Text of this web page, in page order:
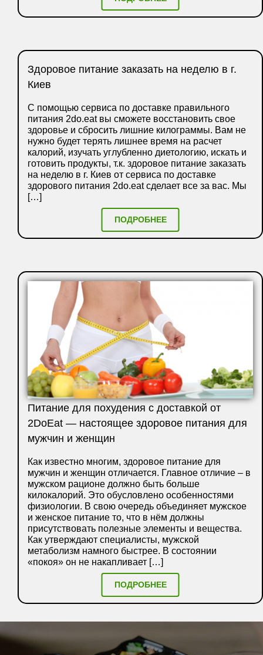
Здоровое питание заказать на неделю в г.
Киев
С помощью сервиса по доставке правильного
питания 2do.eat вы сможете восстановить свое
здоровье и сбросить лишние килограммы. Вам не
нужно будет терять лишнее время на расчет
калорий, изучать углубленно диетологию, искать и
готовить продукты, т.к. здоровое питание заказать
на неделю в г. Киев от сервиса по доставке
здорового питания 2do.eat сделает все за вас. Мы
[…]
ПОДРОБНЕЕ
Питание для похудения с доставкой от
2DoEat — настоящее здоровое питания для
мужчин и женщин
Как известно многим, здоровое питание для
мужчин и женщин отличается. Главное отличие – в
мужском рационе должно быть больше
килокалорий. Это обусловлено особенностями
физиологии. В свою очередь объединяет мужское
и женское питание то, что в нём должны
присутствовать полезные элементы и вещества.
Как утверждают специалисты, мужской
метаболизм намного быстрее. В состоянии
«покоя» он не накапливает […]
ПОДРОБНЕЕ